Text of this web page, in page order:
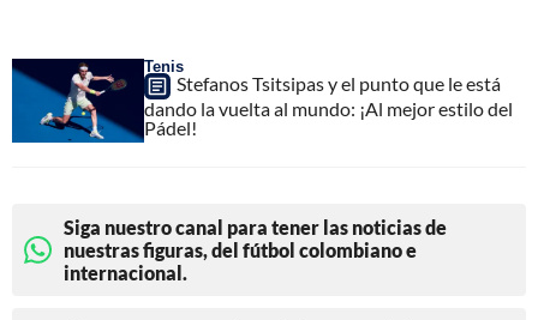
Tenis
Stefanos Tsitsipas y el punto que le está
dando la vuelta al mundo: ¡Al mejor estilo del
Pádel!
Siga nuestro canal para tener las noticias de
nuestras figuras, del fútbol colombiano e
internacional.